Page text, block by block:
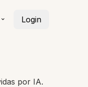
Login
por IA.